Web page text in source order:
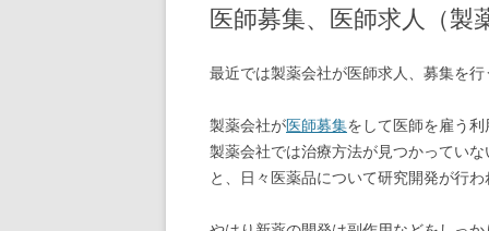
医師募集、医師求人（製
最近では製薬会社が医師求人、募集を行
製薬会社が医師募集をして医師を雇う利
製薬会社では治療方法が見つかってい
と、日々医薬品について研究開発が行わ